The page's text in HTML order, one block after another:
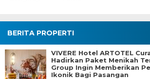
BERITA PROPERTI
VIVERE Hotel ARTOTEL
Hadirkan Paket Menikah
Group Ingin Memberikan
Ikonik Bagi Pasangan